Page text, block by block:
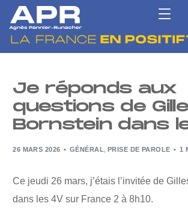
Je réponds aux
questions de
Bornstein dans
26 MARS 2026 GÉNÉRAL ,PRISE DE PAROLE 1
Ce jeudi 26 mars, j’étais l’invitée de
dans les 4V sur France 2 à 8h10.